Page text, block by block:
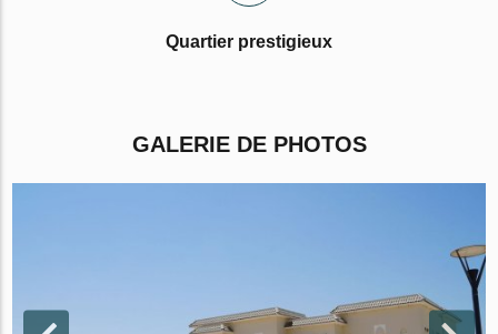
Quartier prestigieux
GALERIE DE PHOTOS